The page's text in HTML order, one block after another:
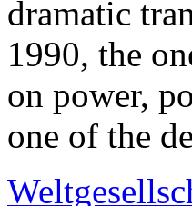
dramatic
1990, the
on power,
one of the